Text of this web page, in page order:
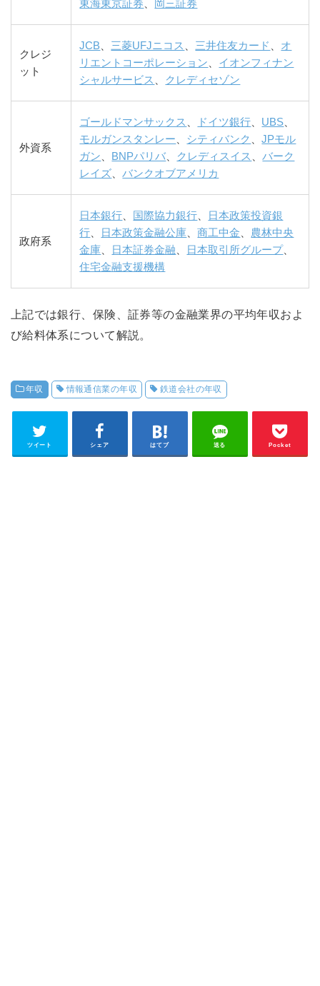
東海東京証券、 岡三証券
クレジ
ット
JCB、三菱UFJニコス 、三井住友カード 、 オ
リエントコーポレーション、 イオンフィナン
シャルサービス 、 クレディセゾン
外資系
ゴールドマンサックス 、 ドイツ銀行、 UBS、
モルガンスタンレー、 シティバンク 、JPモル
ガン、 BNPパリバ、 クレディスイス 、バーク
レイズ、バンクオブアメリカ
政府系
日本銀行、 国際協力銀行、
日本政策投資銀
行、 日本政策金融公庫、商工中金、 農林中央
金庫、 日本証券金融、 日本取引所グループ、
住宅金融支援機構
上記では銀行、保険、証券等の金融業界の平均年収およ
び給料体系について解説。
年収 情報通信業の年収 鉄道会社の年収
ツイート シェア はてブ 送る Pocket